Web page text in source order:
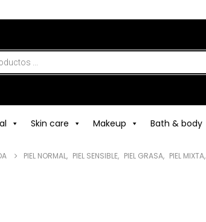
Skin care Makeup Bath & body
PIEL NORMAL, PIEL SENSIBLE, PIEL GRASA, PIEL MIXTA,